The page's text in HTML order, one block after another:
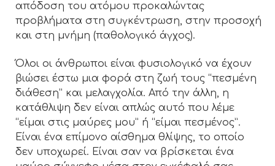
απόδοση του ατόμου προκαλώντας
προβλήματα στη συγκέντρωση, στην προσοχή
και στη μνήμη (παθολογικό άγχος).
Όλοι οι άνθρωποι είναι φυσιολογικό να έχουν
βιώσει έστω μια φορά στη ζωή τους “πεσμένη
διάθεση” και μελαγχολία. Από την άλλη, η
κατάθλιψη δεν είναι απλώς αυτό που λέμε
“είμαι στις μαύρες μου” ή “είμαι πεσμένος”.
Είναι ένα επίμονο αίσθημα θλίψης, το οποίο
δεν υποχωρεί. Είναι σαν να βρίσκεται ένα